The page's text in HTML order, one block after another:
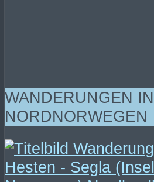
WANDERUNGEN IN
NORDNORWEGEN